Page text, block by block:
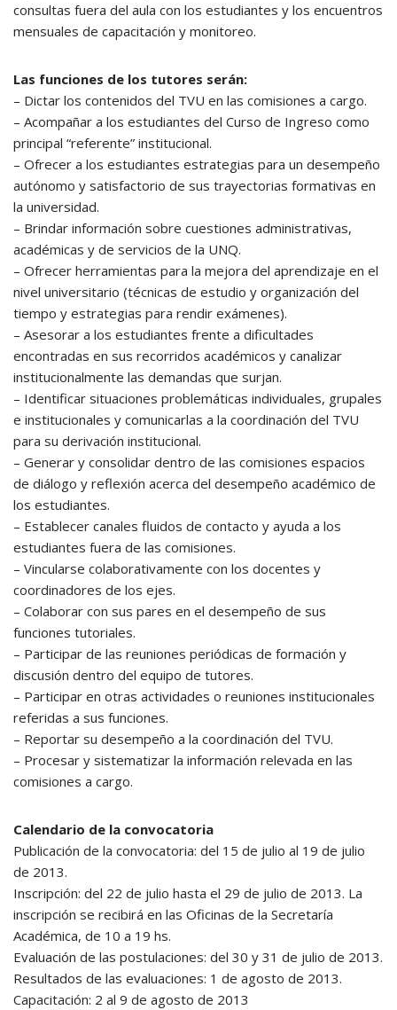
consultas fuera del aula con los estudiantes y los encuentros
mensuales de capacitación y monitoreo.
Las funciones de los tutores serán:
– Dictar los contenidos del TVU en las comisiones a cargo.
– Acompañar a los estudiantes del Curso de Ingreso como
principal “referente” institucional.
– Ofrecer a los estudiantes estrategias para un desempeño
autónomo y satisfactorio de sus trayectorias formativas en
la universidad.
– Brindar información sobre cuestiones administrativas,
académicas y de servicios de la UNQ.
– Ofrecer herramientas para la mejora del aprendizaje en el
nivel universitario (técnicas de estudio y organización del
tiempo y estrategias para rendir exámenes).
– Asesorar a los estudiantes frente a dificultades
encontradas en sus recorridos académicos y canalizar
institucionalmente las demandas que surjan.
– Identificar situaciones problemáticas individuales, grupales
e institucionales y comunicarlas a la coordinación del TVU
para su derivación institucional.
– Generar y consolidar dentro de las comisiones espacios
de diálogo y reflexión acerca del desempeño académico de
los estudiantes.
– Establecer canales fluidos de contacto y ayuda a los
estudiantes fuera de las comisiones.
– Vincularse colaborativamente con los docentes y
coordinadores de los ejes.
– Colaborar con sus pares en el desempeño de sus
funciones tutoriales.
– Participar de las reuniones periódicas de formación y
discusión dentro del equipo de tutores.
– Participar en otras actividades o reuniones institucionales
referidas a sus funciones.
– Reportar su desempeño a la coordinación del TVU.
– Procesar y sistematizar la información relevada en las
comisiones a cargo.
Calendario de la convocatoria
Publicación de la convocatoria: del 15 de julio al 19 de julio
de 2013.
Inscripción: del 22 de julio hasta el 29 de julio de 2013. La
inscripción se recibirá en las Oficinas de la Secretaría
Académica, de 10 a 19 hs.
Evaluación de las postulaciones: del 30 y 31 de julio de 2013.
Resultados de las evaluaciones: 1 de agosto de 2013.
Capacitación: 2 al 9 de agosto de 2013